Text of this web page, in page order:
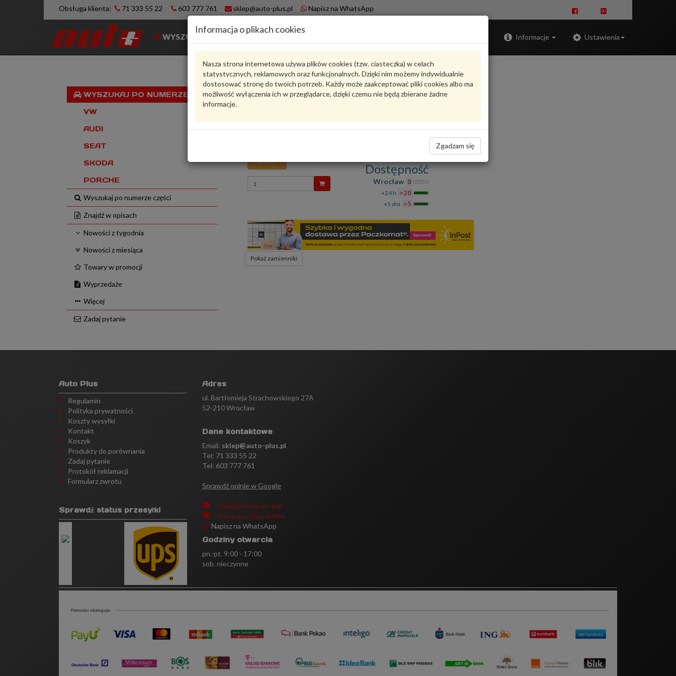
Obsługa klienta: 71 333 55 22 603 777 761 sklep@auto-plus.pl Napisz na WhatsApp
WYSZUKIWARKA Informacje Ustawienia
Informacja o plikach cookies
Nasza strona internetowa używa plików cookies (tzw. ciasteczka) w celach
statystycznych, reklamowych oraz funkcjonalnych. Dzięki nim możemy indywidualnie
dostosować stronę do twoich potrzeb. Każdy może zaakceptować pliki cookies albo ma
możliwość wyłączenia ich w przeglądarce, dzięki czemu nie będą zbierane żadne
informacje.
Zgadzam się
WYSZUKAJ PO NUMERZE VIN
VW
AUDI
SEAT
SKODA
PORCHE
Wyszukaj po numerze części
Znajdź w opisach
Nowości z tygodnia
Nowości z miesiąca
Towary w promocji
Wyprzedaże
Więcej
Zadaj pytanie
Karta produktu
VAG - produkt oryginalny VW AUDI SEAT SKODA
7,34 zł
Wprowadź
ilość
Dostępność
Wrocław 0
+24 h >20
+5 dni >5
Pokaż zamienniki
Auto Plus
Regulamin
Polityka prywatności
Koszty wysyłki
Kontakt
Koszyk
Produkty do porównania
Zadaj pytanie
Protokół reklamacji
Formularz zwrotu
Sprawdź status przesyłki
Adres
ul. Bartłomieja Strachowskiego 27A
52-210 Wrocław
Dane kontaktowe
Email: sklep@auto-plus.pl
Tel: 71 333 55 22
Tel: 603 777 761
Sprawdź opinie w Google
Zadaj pytanie on-line
Ask a question online
Napisz na WhatsApp
Godziny otwarcia
pn.-pt. 9:00 - 17:00
sob. nieczynne